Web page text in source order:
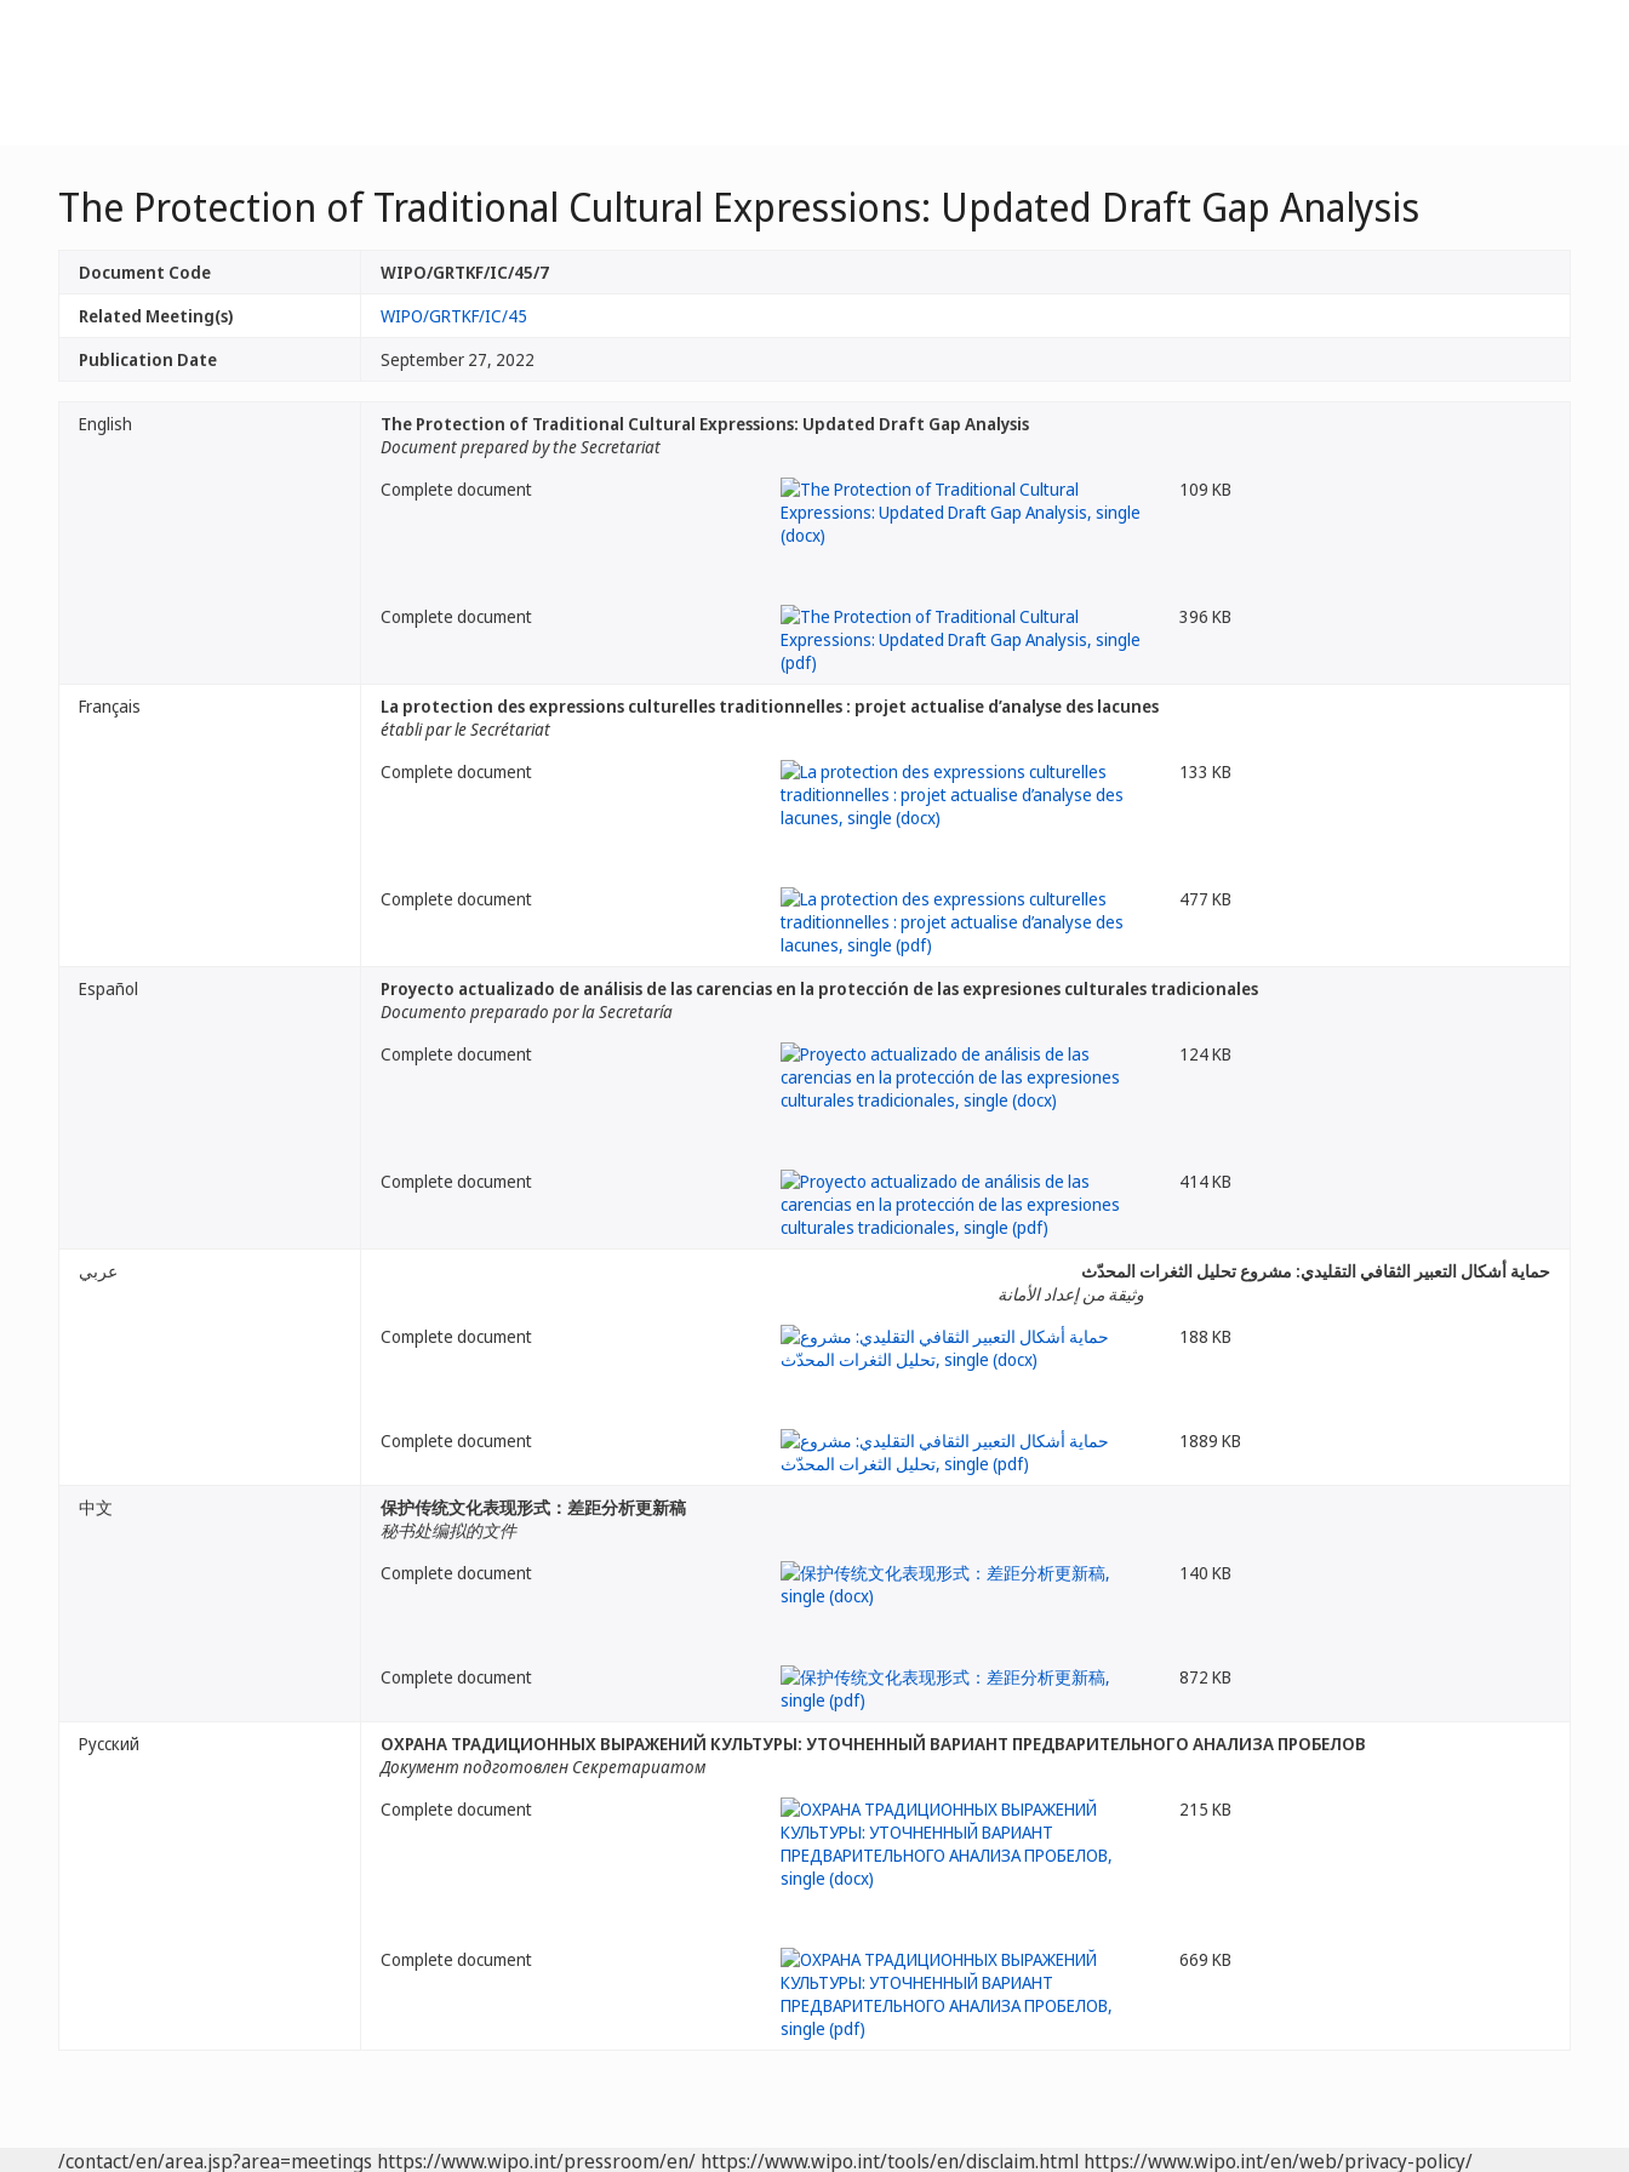
The Protection of Traditional Cultural Expressions: Updated Draft Gap Analysis
Document Code
WIPO/GRTKF/IC/45/7
Related Meeting(s)
WIPO/GRTKF/IC/45
Publication Date
September 27, 2022
English
The Protection of Traditional Cultural Expressions: Updated Draft Gap Analysis
Document prepared by the Secretariat
Complete document
109 KB
Complete document 396 KB
Français
La protection des expressions culturelles traditionnelles : projet actualise d’analyse des lacunes
établi par le Secrétariat
Complete document
133 KB
Complete document 477 KB
Español
Proyecto actualizado de análisis de las carencias en la protección de las expresiones culturales tradicionales
Documento preparado por la Secretaría
Complete document
124 KB
Complete document 414 KB
عربي
حماية أشكال التعبير الثقافي التقليدي: مشروع تحليل الثغرات المحدّث
وثيقة من إعداد الأمانة
Complete document
188 KB
Complete document 1889 KB
中文
保护传统文化表现形式：差距分析更新稿
秘书处编拟的文件
Complete document
140 KB
Complete document 872 KB
Русский
ОХРАНА ТРАДИЦИОННЫХ ВЫРАЖЕНИЙ КУЛЬТУРЫ: УТОЧНЕННЫЙ ВАРИАНТ ПРЕДВАРИТЕЛЬНОГО АНАЛИЗА ПРОБЕЛОВ
Документ подготовлен Секретариатом
Complete document
215 KB
Complete document 669 KB
/contact/en/area.jsp?area=meetings https://www.wipo.int/pressroom/en/ https://www.wipo.int/tools/en/disclaim.html https://www.wipo.int/en/web/privacy-policy/